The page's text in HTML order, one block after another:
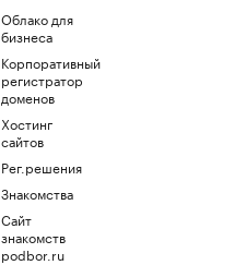
Облако для
бизнеса
Корпоративный
регистратор
доменов
Хостинг
сайтов
Рег.решения
Знакомства
Сайт
знакомств
podbor.ru